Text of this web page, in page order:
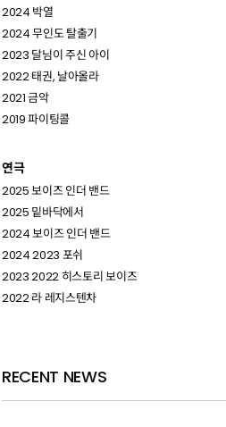
2024 박열
2024 무인도 탈출기
2023 달님이 주신 아이
2022 태권, 날아올라
2021 금악
2019 파이팅콜
연극
2025 보이즈 인더 밴드
2025 밑바닥에서
2024 보이즈 인더 밴드
2024 2023 포쉬
2023 2022 히스토리 보이즈
2022 라 레지스텐차
RECENT NEWS